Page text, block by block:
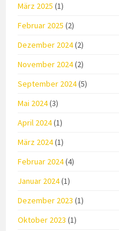
März 2025 (1)
Februar 2025 (2)
Dezember 2024(2)
November 2024(2)
September 2024(5)
Mai 2024(3)
April 2024(1)
März 2024(1)
Februar 2024(4)
Januar 2024(1)
Dezember 2023 (1)
Oktober 2023 (1)